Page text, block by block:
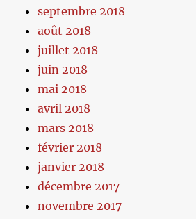
septembre 2018
août 2018
juillet 2018
juin 2018
mai 2018
avril 2018
mars 2018
février 2018
janvier 2018
décembre 2017
novembre 2017